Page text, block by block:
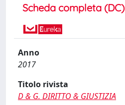
Scheda completa (DC)
Anno
2017
Titolo rivista
D & G. DIRITTO & GIUSTIZIA